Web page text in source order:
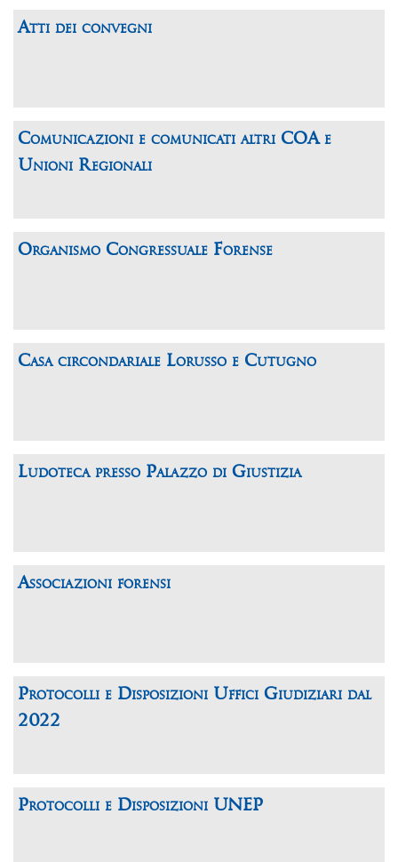
Atti dei convegni
Comunicazioni e comunicati altri COA e
Unioni Regionali
Organismo Congressuale Forense
Casa circondariale Lorusso e Cutugno
Ludoteca presso Palazzo di Giustizia
Associazioni forensi
Protocolli e Disposizioni Uffici Giudiziari dal
2022
Protocolli e Disposizioni UNEP